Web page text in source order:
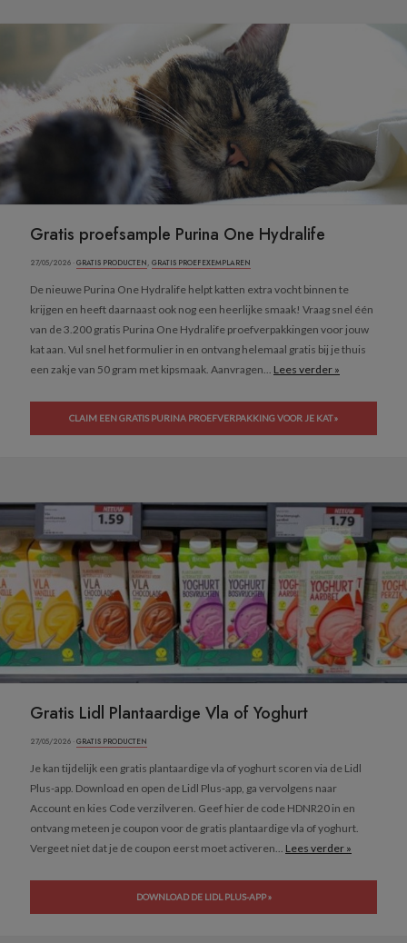
Gratis proefsample Purina One Hydralife
27/05/2026 ·GRATIS PRODUCTEN, GRATIS PROEFEXEMPLAREN
De nieuwe Purina One Hydralife helpt katten extra vocht binnen te
krijgen en heeft daarnaast ook nog een heerlijke smaak! Vraag snel één
van de 3.200 gratis Purina One Hydralife proefverpakkingen voor jouw
kat aan. Vul snel het formulier in en ontvang helemaal gratis bij je thuis
een zakje van 50 gram met kipsmaak. Aanvragen... Lees verder »
CLAIM EEN GRATIS PURINA PROEFVERPAKKING VOOR JE KAT »
Gratis Lidl Plantaardige Vla of Yoghurt
27/05/2026 ·GRATIS PRODUCTEN
Je kan tijdelijk een gratis plantaardige vla of yoghurt scoren via de Lidl
Plus-app. Download en open de Lidl Plus-app, ga vervolgens naar
Account en kies Code verzilveren. Geef hier de code HDNR20 in en
ontvang meteen je coupon voor de gratis plantaardige vla of yoghurt.
Vergeet niet dat je de coupon eerst moet activeren... Lees verder »
DOWNLOAD DE LIDL PLUS-APP »